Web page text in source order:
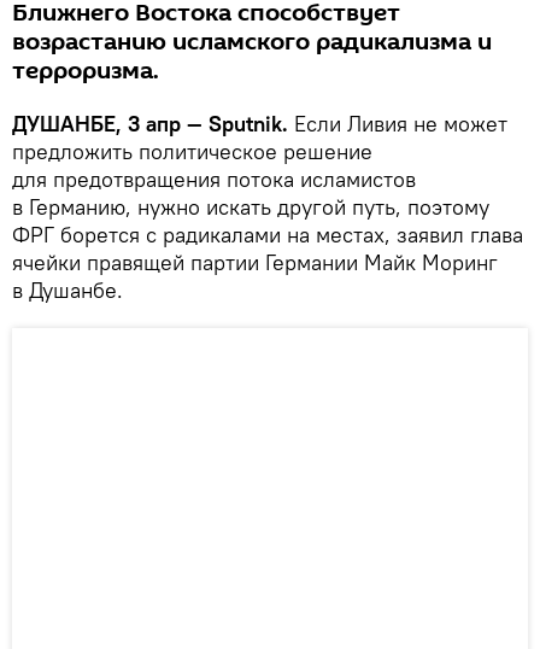
Ближнего Востока способствует
возрастанию исламского радикализма и
терроризма.
ДУШАНБЕ, 3 апр — Sputnik. Если Ливия не может
предложить политическое решение
для предотвращения потока исламистов
в Германию, нужно искать другой путь, поэтому
ФРГ борется с радикалами на местах, заявил глава
ячейки правящей партии Германии Майк Моринг
в Душанбе.